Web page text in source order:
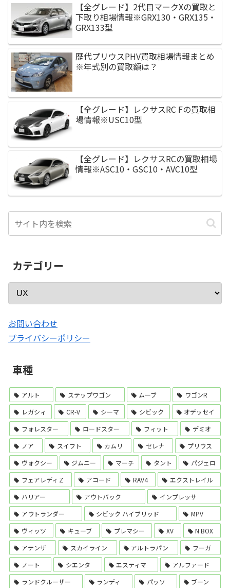
【全グレード】2代目マークXの買取と
下取り相場情報※GRX130・GRX135・
GRX133型
歴代プリウスPHV買取相場情報まとめ
※年式別の買取額は？
【全グレード】レクサスRC Fの買取相
場情報※USC10型
【全グレード】レクサスRCの買取相場
情報※ASC10・GSC10・AVC10型
カテゴリー
お問い合わせ
プライバシーポリシー
車種
アルト ステップワゴン ムーブ
ワゴンR
レガシィ
CR-V シーマ シビック
オデッセイ
フォレスター
ロードスター フィット
デミオ
ノア
スイフト カムリ セレナ
プリウス
ヴォクシー
ジムニー マーチ タント
パジェロ
フェアレディＺ
アコード RAV4
エクストレイル
ハリアー
アウトバック
インプレッサ
アウトランダー
シビック ハイブリッド
MPV
ヴィッツ
キューブ プレマシー XV
N BOX
アテンザ
スカイライン アルトラパン
フーガ
ノート
シエンタ エスティマ
アルファード
ランドクルーザー
ランディ パッソ ブーン